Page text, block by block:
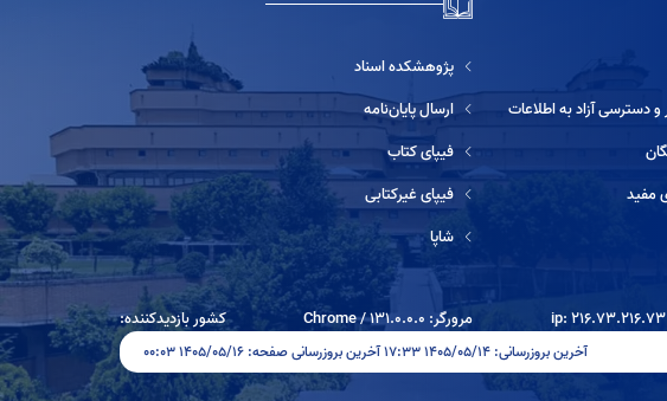
ip: ۲۱۶.۷۳.۲۱۶.۷۳ مرورگر: Chrome/131.0.0.0
کشور بازدیدکننده:
آخرین بروزرسانی: ۱۴۰۵/۰۵/۱۴ ۱۷:۳۳ آخرین بروزرسانی صفحه: ۱۴۰۵/۰۵/۱۶ ۰۰:۰۳